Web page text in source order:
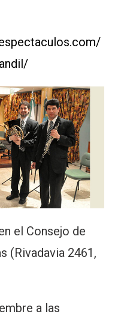
el Consejo de
(Rivadavia 2461,
a las